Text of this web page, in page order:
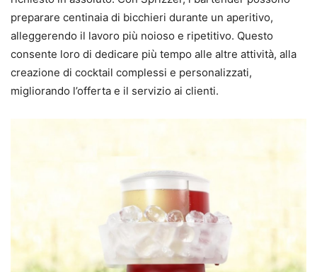
preparare centinaia di bicchieri durante un aperitivo,
alleggerendo il lavoro più noioso e ripetitivo. Questo
consente loro di dedicare più tempo alle altre attività, alla
creazione di cocktail complessi e personalizzati,
migliorando l’offerta e il servizio ai clienti.